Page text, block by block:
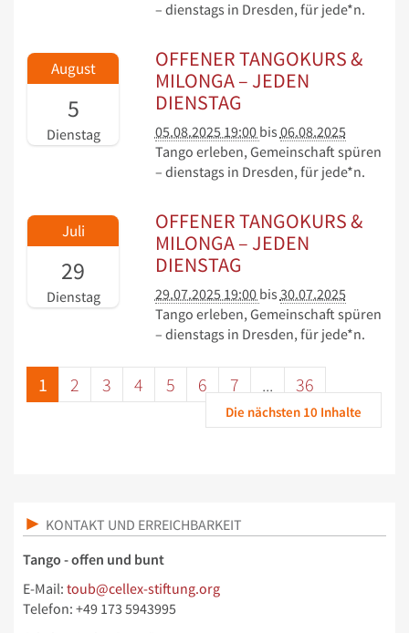
– dienstags in Dresden, für jede*n.
August
5
Dienstag
OFFENER TANGOKURS &
MILONGA – JEDEN
DIENSTAG
05.08.2025 19:00 bis 06.08.2025
Tango erleben, Gemeinschaft spüren
– dienstags in Dresden, für jede*n.
Juli
29
Dienstag
OFFENER TANGOKURS &
MILONGA – JEDEN
DIENSTAG
29.07.2025 19:00 bis 30.07.2025
Tango erleben, Gemeinschaft spüren
– dienstags in Dresden, für jede*n.
1 2 3 4 5 6 7 ... 36
Die nächsten 10 Inhalte
KONTAKT UND ERREICHBARKEIT
Tango - offen und bunt
E-Mail: toub@cellex-stiftung.org
Telefon: +49 173 5943995